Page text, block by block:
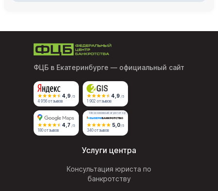
ФЦБ в Екатеринбурге — официальный сайт
4,9 /5
4 956 отзывов
4,9 /5
1 902 отзывов
4,7 /5
180 отзывов
Независимый агрегатор
5,0/5
340 отзывов
Услуги центра
Консультация юриста по
банкротству